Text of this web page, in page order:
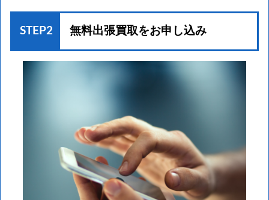
STEP2 無料出張買取をお申し込み